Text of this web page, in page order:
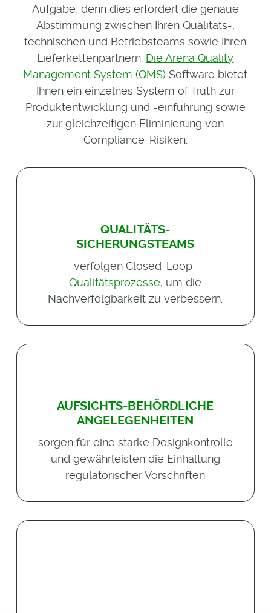
Aufgabe, denn dies erfordert die genaue
Abstimmung zwischen Ihren Qualitäts-,
technischen und Betriebsteams sowie Ihren
Lieferkettenpartnern. Die Arena Quality
Management System (QMS) Software bietet
Ihnen ein einzelnes System of Truth zur
Produktentwicklung und -einführung sowie
zur gleichzeitigen Eliminierung von
Compliance-Risiken.
QUALITÄTS-
SICHERUNGSTEAMS
verfolgen Closed-Loop-
Qualitätsprozesse, um die
Nachverfolgbarkeit zu verbessern.
AUFSICHTS-BEHÖRDLICHE
ANGELEGENHEITEN
sorgen für eine starke Designkontrolle
und gewährleisten die Einhaltung
regulatorischer Vorschriften